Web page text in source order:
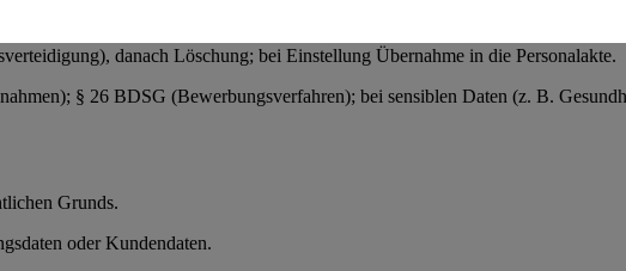
danach Löschung; bei Einstellung Übernahme in die Personalakte.
§ 26 BDSG (Bewerbungsverfahren); bei sensiblen Daten (z. B.
Grunds.
oder Kundendaten.